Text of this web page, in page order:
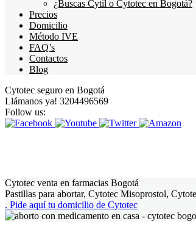
¿Buscas Cytil o Cytotec en Bogotá?
Precios
Domicilio
Método IVE
FAQ’s
Contactos
Blog
Cytotec seguro en Bogotá
Llámanos ya! 3204496569
Follow us:
Cytotec venta en farmacias Bogotá
Pastillas para abortar, Cytotec Misoprostol,
. Pide aquí tu domicilio de Cytotec